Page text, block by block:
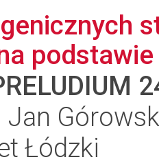
Jan
Łódzki